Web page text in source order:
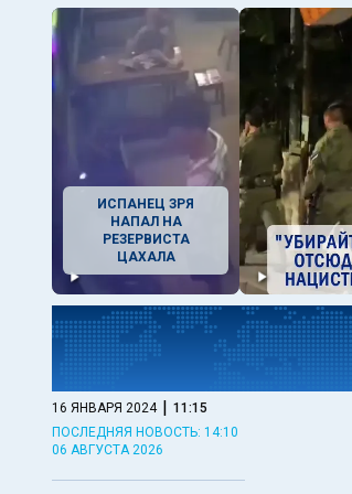
ИСПАНЕЦ ЗРЯ
НАПАЛ НА
РЕЗЕРВИСТА
ЦАХАЛА
16 ЯНВАРЯ 2024 | 11:15
ПОСЛЕДНЯЯ НОВОСТЬ: 14:10
06 АВГУСТА 2026